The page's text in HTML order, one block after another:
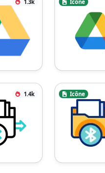
1.3k Icône
1.4k Icône